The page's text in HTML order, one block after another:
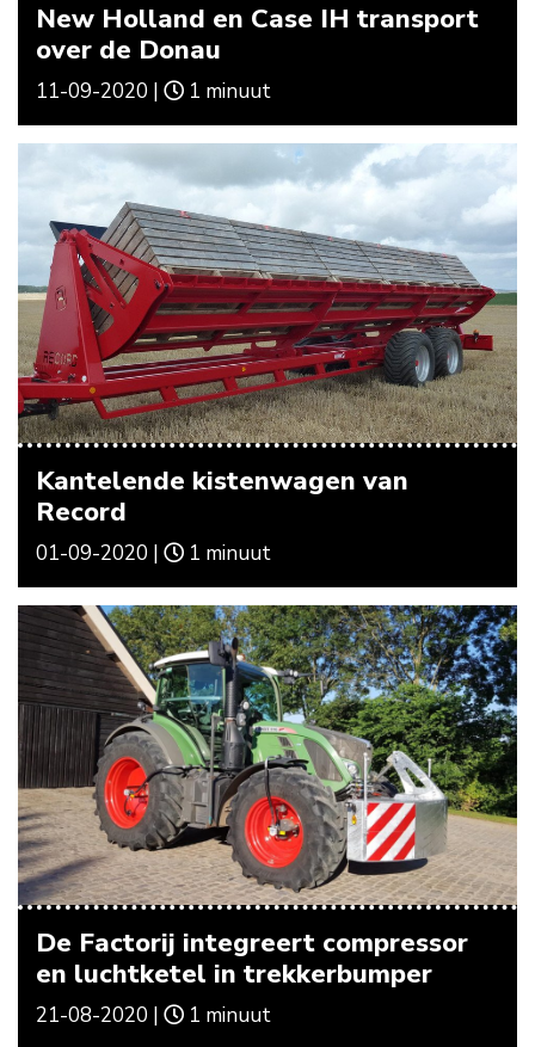
New Holland en Case IH transport
over de Donau
11-09-2020 | 1 minuut
Kantelende kistenwagen van
Record
01-09-2020 | 1 minuut
De Factorij integreert compressor
en luchtketel in trekkerbumper
21-08-2020 | 1 minuut